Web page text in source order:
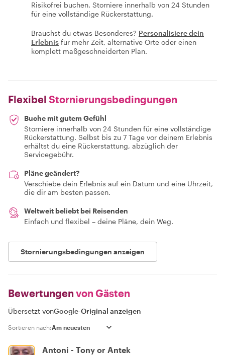
Risikofrei buchen. Storniere innerhalb von 24 Stunden
für eine vollständige Rückerstattung.
Brauchst du etwas Besonderes? Personalisiere dein
Erlebnis für mehr Zeit, alternative Orte oder einen
komplett maßgeschneiderten Plan.
Flexibel Stornierungsbedingungen
Buche mit gutem Gefühl
Storniere innerhalb von 24 Stunden für eine vollständige
Rückerstattung. Selbst bis zu 7 Tage vor deinem Erlebnis
erhältst du eine Rückerstattung, abzüglich der
Servicegebühr.
Pläne geändert?
Verschiebe dein Erlebnis auf ein Datum und eine Uhrzeit,
die dir am besten passen.
Weltweit beliebt bei Reisenden
Einfach und flexibel – deine Pläne, dein Weg.
Stornierungsbedingungen anzeigen
Bewertungen von Gästen
Übersetzt vonGoogle-Original anzeigen
Sortieren nach:
Antoni - Tony or Antek